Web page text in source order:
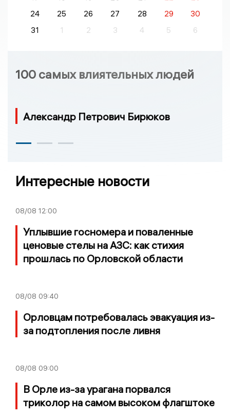
24
25 26 27 28 29
30
31
1 2 3 4 5 6
100 самых влиятельных людей
Александр Петрович Бирюков
Интересные новости
08/08 12:00
Уплывшие госномера и поваленные
ценовые стелы на АЗС: как стихия
прошлась по Орловской области
08/08 09:40
Орловцам потребовалась эвакуация из-
за подтопления после ливня
08/08 09:00
В Орле из-за урагана порвался
триколор на самом высоком флагштоке